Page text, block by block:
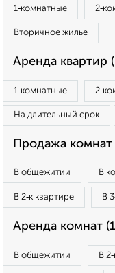
1‑комнатные
Вторичное жилье
Аренда квартир
1‑комнатные
На длительный срок
Продажа комнат
В общежитии В
В 2‑к квартире В
Аренда комнат
В общежитии В